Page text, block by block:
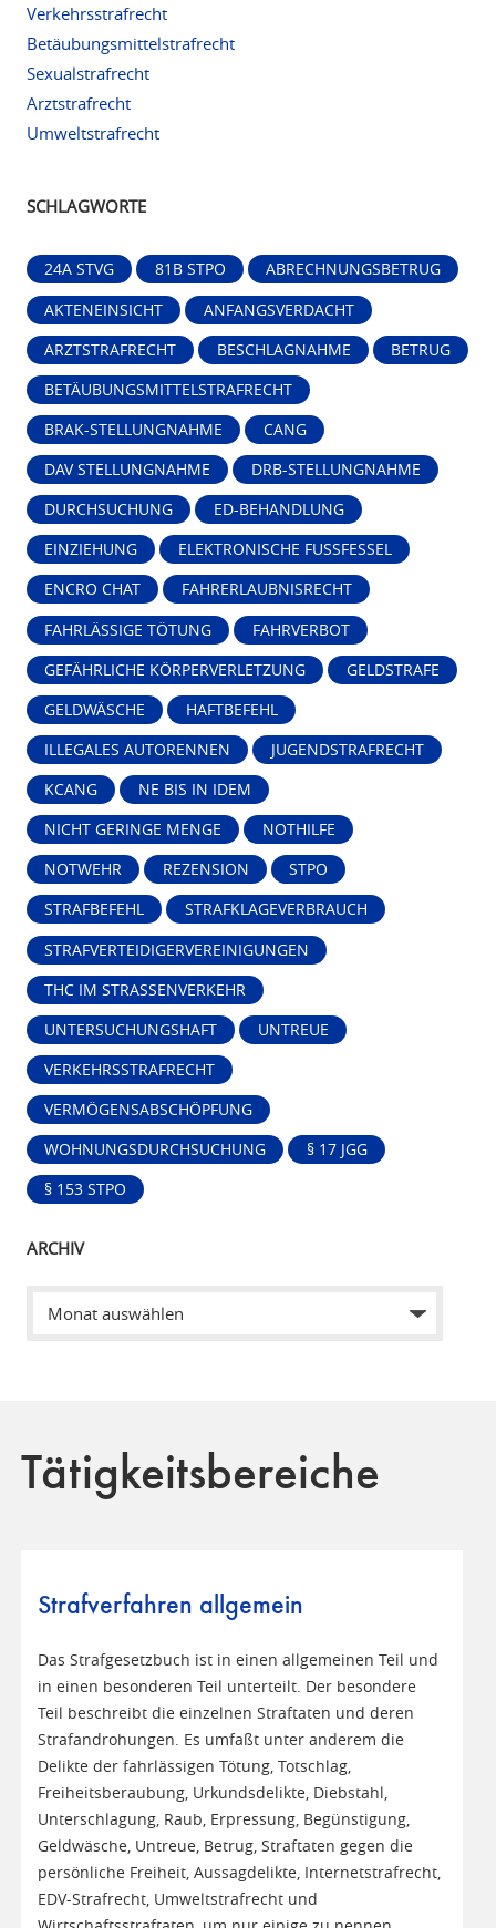
Verkehrsstrafrecht
Betäubungsmittelstrafrecht
Sexualstrafrecht
Arztstrafrecht
Umweltstrafrecht
SCHLAGWORTE
24A STVG 81B STPO ABRECHNUNGSBETRUG
AKTENEINSICHT ANFANGSVERDACHT
ARZTSTRAFRECHT BESCHLAGNAHME BETRUG
BETÄUBUNGSMITTELSTRAFRECHT
BRAK-STELLUNGNAHME CANG
DAV STELLUNGNAHME DRB-STELLUNGNAHME
DURCHSUCHUNG ED-BEHANDLUNG
EINZIEHUNG ELEKTRONISCHE FUSSFESSEL
ENCRO CHAT FAHRERLAUBNISRECHT
FAHRLÄSSIGE TÖTUNG FAHRVERBOT
GEFÄHRLICHE KÖRPERVERLETZUNG GELDSTRAFE
GELDWÄSCHE HAFTBEFEHL
ILLEGALES AUTORENNEN JUGENDSTRAFRECHT
KCANG NE BIS IN IDEM
NICHT GERINGE MENGE NOTHILFE
NOTWEHR REZENSION STPO
STRAFBEFEHL STRAFKLAGEVERBRAUCH
STRAFVERTEIDIGERVEREINIGUNGEN
THC IM STRASSENVERKEHR
UNTERSUCHUNGSHAFT UNTREUE
VERKEHRSSTRAFRECHT
VERMÖGENSABSCHÖPFUNG
WOHNUNGSDURCHSUCHUNG § 17 JGG
§ 153 STPO
ARCHIV
Tätigkeitsbereiche
Strafverfahren allgemein
Das Strafgesetzbuch ist in einen allgemeinen Teil und
in einen besonderen Teil unterteilt. Der besondere
Teil beschreibt die einzelnen Straftaten und deren
Strafandrohungen. Es umfaßt unter anderem die
Delikte der fahrlässigen Tötung, Totschlag,
Freiheitsberaubung, Urkundsdelikte, Diebstahl,
Unterschlagung, Raub, Erpressung, Begünstigung,
Geldwäsche, Untreue, Betrug, Straftaten gegen die
persönliche Freiheit, Aussagdelikte, Internetstrafrecht,
EDV-Strafrecht, Umweltstrafrecht und